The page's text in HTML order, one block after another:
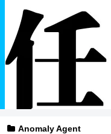
Anomaly Agent